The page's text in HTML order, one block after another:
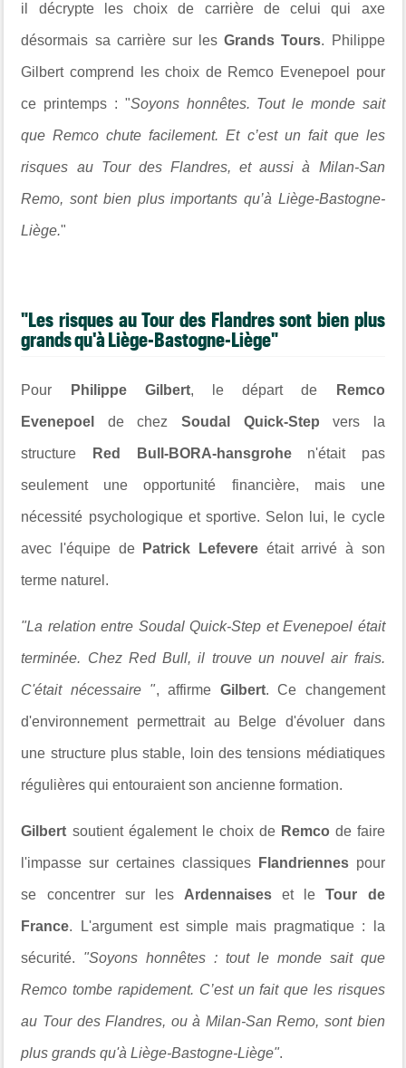
il décrypte les choix de carrière de celui qui axe
désormais sa carrière sur lesGrands Tours. Philippe
Gilbert comprend les choix de Remco Evenepoel pour
ce printemps : "Soyons honnêtes. Tout le monde sait
que Remco chute facilement. Et c’est un fait que les
risques au Tour des Flandres, et aussi à Milan-San
Remo, sont bien plus importants qu’à Liège-Bastogne-
Liège."
"Les risques au Tour des Flandres sont bien plus
grands qu'à Liège-Bastogne-Liège"
Pour Philippe Gilbert, le départ de Remco
Evenepoel de chez Soudal Quick-Step vers la
structure Red Bull-BORA-hansgrohen'était pas
seulement une opportunité financière, mais une
nécessité psychologique et sportive. Selon lui, le cycle
avec l'équipe de Patrick Lefevere était arrivé à son
terme naturel.
"La relation entre Soudal Quick-Step et Evenepoel était
terminée. Chez Red Bull, il trouve un nouvel air frais.
C'était nécessaire ", affirme Gilbert. Ce changement
d'environnement permettrait au Belge d'évoluer dans
une structure plus stable, loin des tensions médiatiques
régulières qui entouraient son ancienne formation.
Gilbert soutient également le choix de Remco de faire
l'impasse sur certaines classiques Flandriennespour
se concentrer sur les Ardennaiseset leTour de
France. L'argument est simple mais pragmatique : la
sécurité. "Soyons honnêtes : tout le monde sait que
Remco tombe rapidement. C’est un fait que les risques
au Tour des Flandres, ou à Milan-San Remo, sont bien
plus grands qu'à Liège-Bastogne-Liège".